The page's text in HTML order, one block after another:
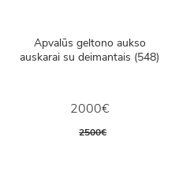
Apvalūs geltono aukso
auskarai su deimantais (548)
2000€
2500€